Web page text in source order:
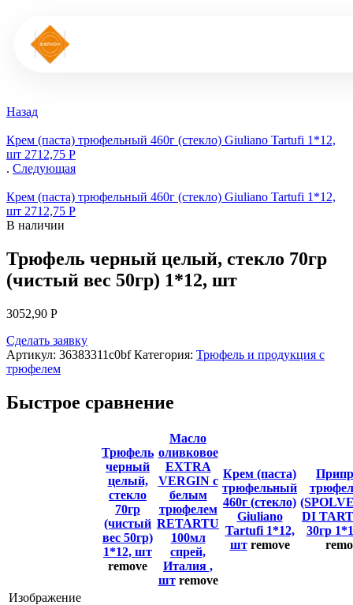
Назад
Крем (паста) трюфельный 460г (стекло) Giuliano Tartufi 1*12,
шт 2712,75 Р
. Следующая
Крем (паста) трюфельный 460г (стекло) Giuliano Tartufi 1*12,
шт 2712,75 Р
В наличии
Трюфель черный целый, стекло 70гр
(чистый вес 50гр) 1*12, шт
3052,90 Р
Сделать заявку
Артикул: 36383311c0bf Категория: Трюфель и продукция с
трюфелем
Быстрое сравнение
Трюфель
черный
целый,
стекло
70гр
(чистый
вес 50гр)
1*12, шт
remove
Масло
оливковое
EXTRA
VERGIN с
белым
трюфелем
RETARTU
100мл
спрей,
Италия ,
шт remove
Крем (паста)
трюфельный
460г (стекло)
Giuliano
Tartufi 1*12,
шт remove
DI
30гр
Изображение